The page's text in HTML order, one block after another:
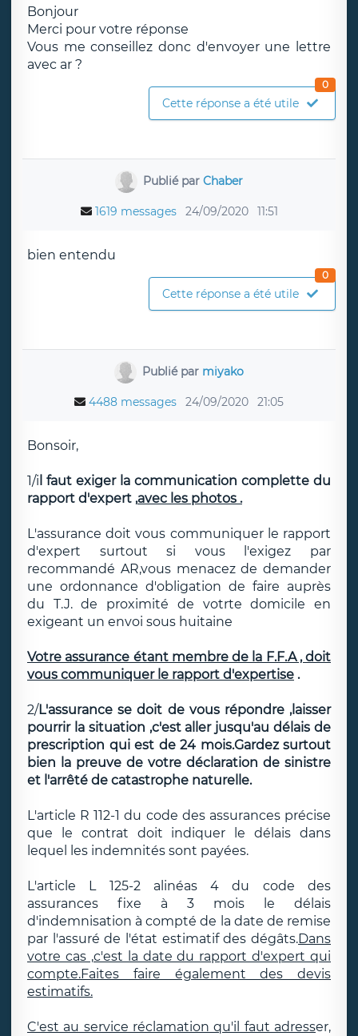
Bonjour
Merci pour votre réponse
Vous me conseillez donc d'envoyer une lettre
avec ar ?
Cette réponse a été utile
0
Publié parChaber
1619 messages 24/09/2020 11:51
bien entendu
Cette réponse a été utile
0
Publié par miyako
4488 messages 24/09/2020 21:05
Bonsoir,
1/i l faut exiger la communication complette du
rapport d'expert ,avec les photos .
L'assurance doit vous communiquer le rapport
d'expert surtout si vous l'exigez par
recommandé AR,vous menacez de demander
une ordonnance d'obligation de faire auprès
du T.J. de proximité de votrte domicile en
exigeant un envoi sous huitaine
Votre assurance étant membre de la F.F.A , doit
vous communiquer le rapport d'expertise .
2/L'assurance se doit de vous répondre ,laisser
pourrir la situation ,c'est aller jusqu'au délais de
prescription qui est de 24 mois.Gardez surtout
bien la preuve de votre déclaration de sinistre
et l'arrêté de catastrophe naturelle.
L'article R 112-1 du code des assurances précise
que le contrat doit indiquer le délais dans
lequel les indemnités sont payées.
L'article L 125-2 alinéas 4 du code des
assurances fixe à 3 mois le délais
d'indemnisation à compté de la date de remise
par l'assuré de l'état estimatif des dégâts.Dans
votre cas ,c'est la date du rapport d'expert qui
compte.Faites faire également des devis
estimatifs.
C'est au service réclamation qu'il faut adresser,